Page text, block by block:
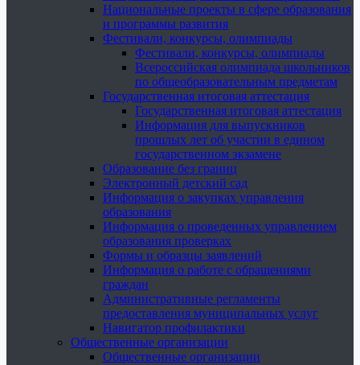
Национальные проекты в сфере образования
и программы развития
Фестивали, конкурсы, олимпиады
Фестивали, конкурсы, олимпиады
Всероссийская олимпиада школьников
по общеобразовательным предметам
Государственная итоговая аттестация
Государственная итоговая аттестация
Информация для выпускников
прошлых лет об участии в едином
государственном экзамене
Образование без границ
Электронный детский сад
Информация о закупках управления
образования
Информация о проведенных управлением
образования проверках
Формы и образцы заявлений
Информация о работе с обращениями
граждан
Административные регламенты
предоставления муниципальных услуг
Навигатор профилактики
Общественные организации
Общественные организации